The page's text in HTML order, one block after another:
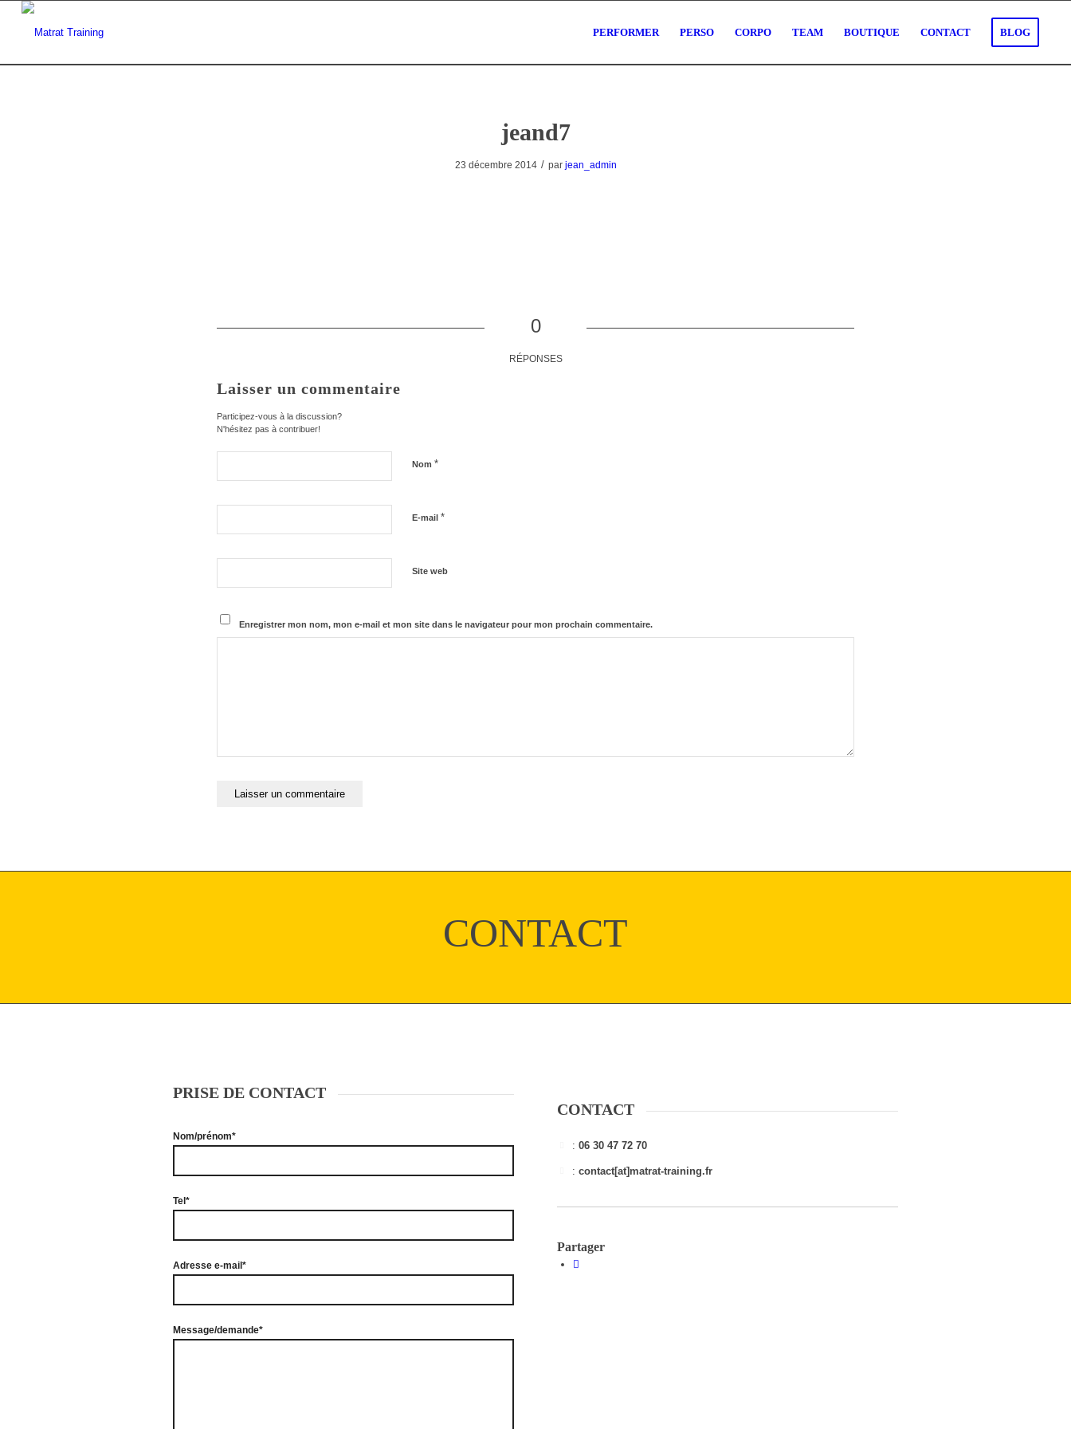
PERFORMER PERSO CORPO TEAM BOUTIQUE CONTACT BLOG
jeand7
23 décembre 2014 / par jean_admin
0
RÉPONSES
Laisser un commentaire
Participez-vous à la discussion?
N'hésitez pas à contribuer!
Nom *
E-mail *
Site web
Enregistrer mon nom, mon e-mail et mon site dans le navigateur pour mon prochain commentaire.
CONTACT
PRISE DE CONTACT
Nom/prénom*
Tel*
Adresse e-mail*
Message/demande*
CONTACT
: 06 30 47 72 70
: contact[at]matrat-training.fr
Partager